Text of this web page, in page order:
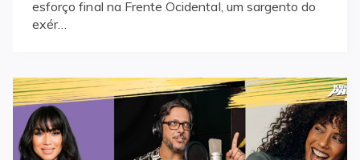
esforço final na Frente Ocidental, um sargento do
exér…